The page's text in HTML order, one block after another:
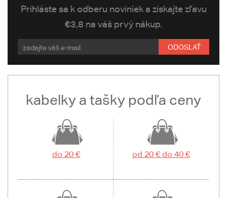
Prihláste sa k odberu noviniek a získajte zľavu
€3,8 na váš prvý nákup.
ODOSLAŤ
kabelky a tašky podľa ceny
do 20 € od 20 € do 40 €